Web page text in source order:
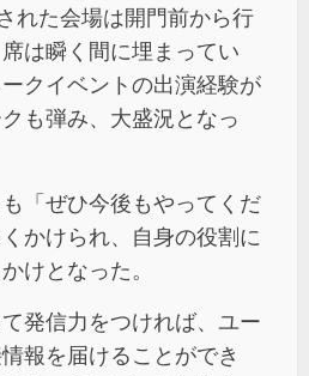
れた会場は開門前から行
は瞬く間に埋まってい
クイベントの出演経験が
も弾み、大盛況となっ
「ぜひ今後もやってくだ
かけられ、自身の役割に
けとなった。
発信力をつければ、ユー
報を届けることができ